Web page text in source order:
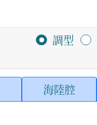
調型
海陸腔